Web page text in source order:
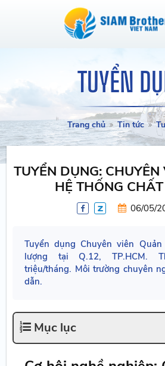
TUYỂN
Trang chủ Tin tức
TUYỂN DỤNG:
HỆ THỐNG
06/05/
Tuyển dụng Chuyên viên
lượng tại Q.12, TP.HCM.
triệu/tháng. Môi trường chuyên
dẫn.
Mục lục